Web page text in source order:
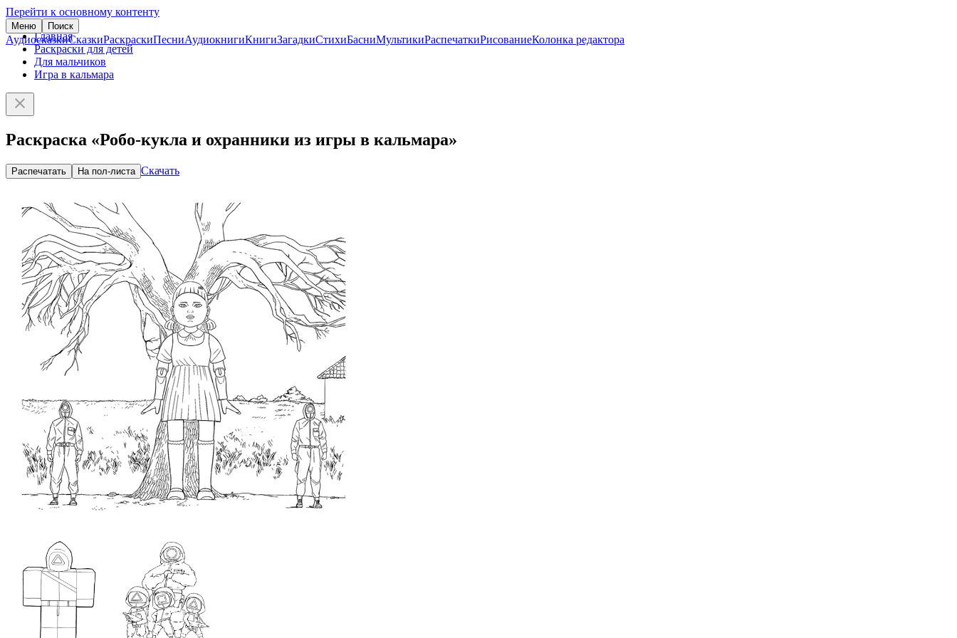
Перейти к основному контенту
Меню Поиск
АудиосказкиСказкиРаскраскиПесниАудиокнигиКнигиЗагадкиСтихиБасниМультикиРаспечаткиРисованиеКолонка редактора
Главная
Раскраски для детей
Для мальчиков
Игра в кальмара
Раскраска «Робо-кукла и охранники из игры в кальмара»
Распечатать На пол-листа Скачать